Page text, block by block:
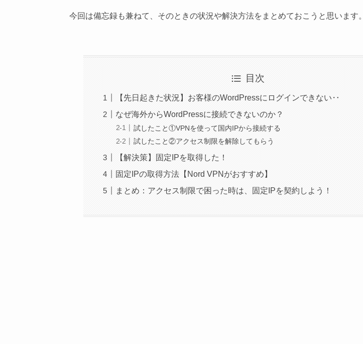
今回は備忘録も兼ねて、そのときの状況や解決方法をまとめておこうと思います。
目次
【先日起きた状況】お客様のWordPressにログインできない‥
なぜ海外からWordPressに接続できないのか？
試したこと①VPNを使って国内IPから接続する
試したこと②アクセス制限を解除してもらう
【解決策】固定IPを取得した！
固定IPの取得方法【Nord VPNがおすすめ】
まとめ：アクセス制限で困った時は、固定IPを契約しよう！